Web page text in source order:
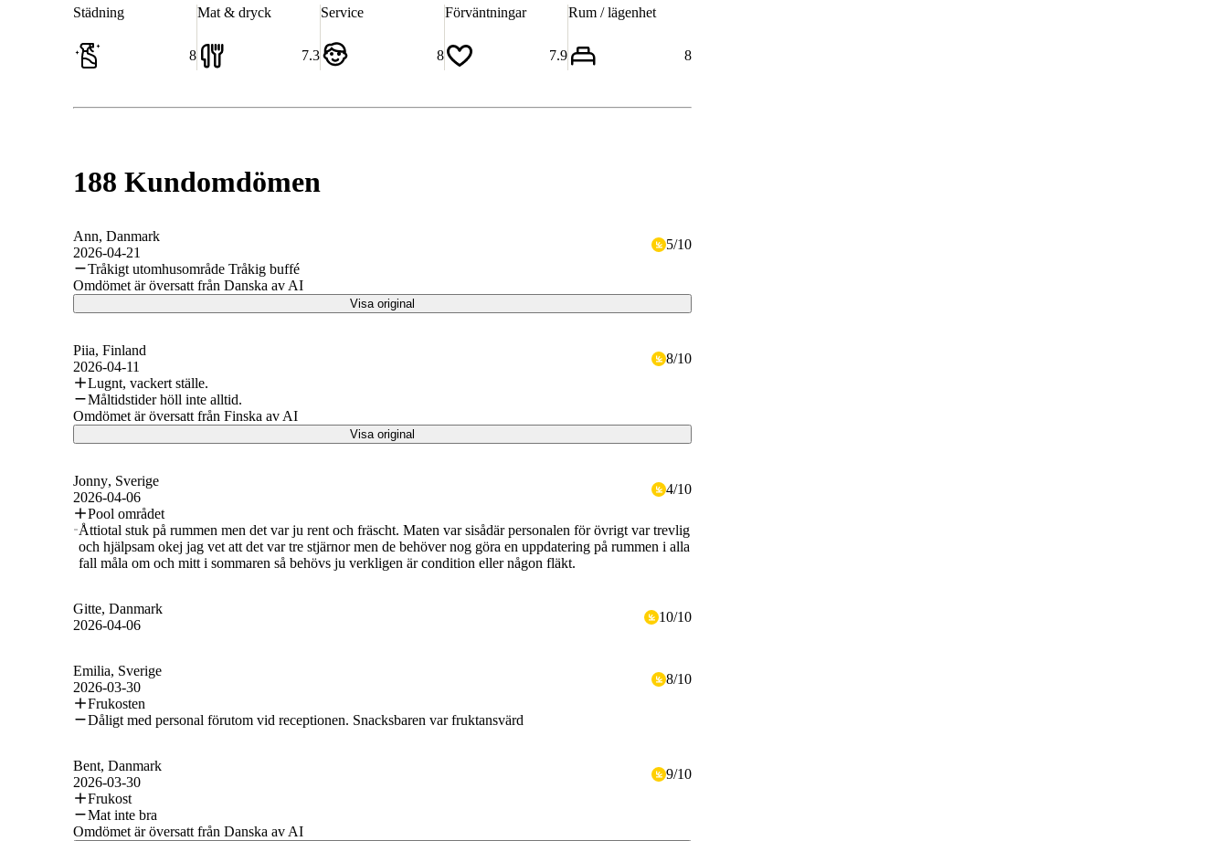
Städning
8
Mat & dryck
7.3
Service
8
Förväntningar
7.9
Rum / lägenhet
8
188 Kundomdömen
Ann, Danmark
2026-04-21
5/10
Tråkigt utomhusområde Tråkig buffé
Omdömet är översatt från Danska av AI
Visa original
Piia, Finland
2026-04-11
8/10
Lugnt, vackert ställe.
Måltidstider höll inte alltid.
Omdömet är översatt från Finska av AI
Visa original
Jonny, Sverige
2026-04-06
4/10
Pool området
Åttiotal stuk på rummen men det var ju rent och fräscht. Maten var sisådär personalen för övrigt var trevlig
och hjälpsam okej jag vet att det var tre stjärnor men de behöver nog göra en uppdatering på rummen i alla
fall måla om och mitt i sommaren så behövs ju verkligen är condition eller någon fläkt.
Gitte, Danmark
2026-04-06
10/10
Emilia, Sverige
2026-03-30
8/10
Frukosten
Dåligt med personal förutom vid receptionen. Snacksbaren var fruktansvärd
Bent, Danmark
2026-03-30
9/10
Frukost
Mat inte bra
Omdömet är översatt från Danska av AI